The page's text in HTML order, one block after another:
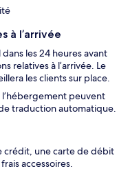
à l’arrivée
les 24 heures avant
relatives à l’arrivée. Le
les clients sur place.
peuvent
traduction automatique.
crédit, une carte de débit
accessoires.